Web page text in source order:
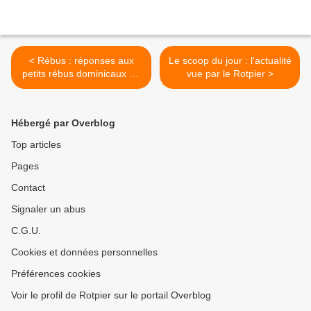
< Rébus : réponses aux
petits rébus dominicaux de
... Rotpier !
Le scoop du jour : l'actualité
vue par le Rotpier >
Hébergé par Overblog
Top articles
Pages
Contact
Signaler un abus
C.G.U.
Cookies et données personnelles
Préférences cookies
Voir le profil de Rotpier sur le portail Overblog